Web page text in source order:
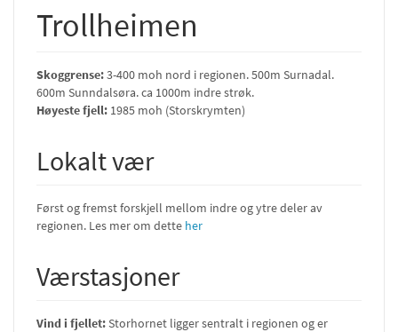
Trollheimen
Skoggrense:3-400 moh nord i regionen. 500m Surnadal.
600m Sunndalsøra. ca 1000m indre strøk.
Høyeste fjell: 1985 moh (Storskrymten)
Lokalt vær
Først og fremst forskjell mellom indre og ytre deler av
regionen. Les mer om dette her
Værstasjoner
Vind i fjellet:Storhornet ligger sentralt i regionen og er